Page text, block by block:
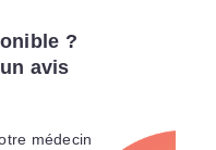
?
avis
médecin